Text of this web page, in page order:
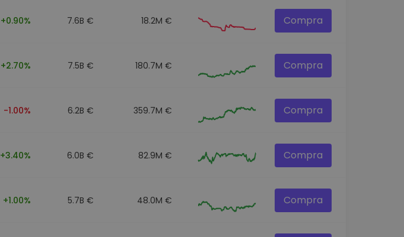
+0.90% 7.6B € 18.2M € Compra
+2.70% 7.5B € 180.7M € Compra
-1.00% 6.2B € 359.7M € Compra
+3.40% 6.0B € 82.9M € Compra
+1.00% 5.7B € 48.0M € Compra